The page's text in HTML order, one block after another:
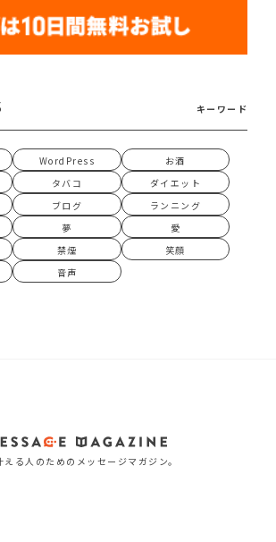
キーワード
WordPress
お酒
タバコ
ダイエット
ブログ
ランニング
夢
愛
禁煙
笑顔
音声
える人のためのメッセージマガジン。